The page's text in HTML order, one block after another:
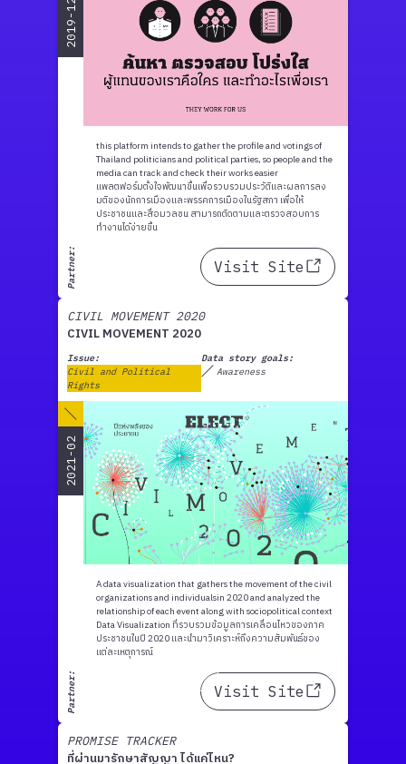
Partner:
2019-12
this platform intends to gather the profile and votings of
Thailand politicians and political parties, so people and the
media can track and check their works easier
แพลตฟอร์มตั้งใจพัฒนาขึ้นเพื่อรวบรวมประวัติและผลการลง
มติของนักการเมืองและพรรคการเมืองในรัฐสภา เพื่อให้
ประชาชนและสื่อมวลชน สามารถติดตามและตรวจสอบการ
ทำงานได้ง่ายขึ้น
Visit Site
CIVIL MOVEMENT 2020
CIVIL MOVEMENT 2020
Issue:
Civil and Political
Rights
Data story goals:
Awareness
Partner:
2021-02
A data visualization that gathers the movement of the civil
organizations and individualsin 2020 and analyzed the
relationship of each event along with sociopolitical context
Data Visualization ที่รวบรวมข้อมูลการเคลื่อนไหวของภาค
ประชาชนในปี 2020 และนำมาวิเคราะห์ถึงความสัมพันธ์ของ
แต่ละเหตุการณ์
Visit Site
PROMISE TRACKER
ที่ผ่านมารักษาสัญญา ได้แค่ไหน?